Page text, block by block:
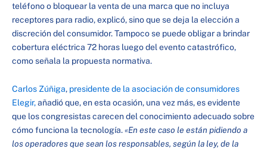
teléfono o bloquear la venta de una marca que no incluya
receptores para radio, explicó, sino que se deja la elección a
discreción del consumidor. Tampoco se puede obligar a brindar
cobertura eléctrica 72 horas luego del evento catastrófico,
como señala la propuesta normativa.
Carlos Zúñiga, presidente de la asociación de consumidores
Elegir,añadió que, en esta ocasión, una vez más, es evidente
que los congresistas carecen del conocimiento adecuado sobre
cómo funciona la tecnología.«En este caso le están pidiendo a
los operadores que sean los responsables, según la ley, de la